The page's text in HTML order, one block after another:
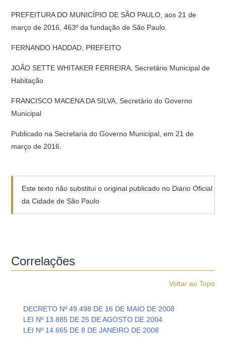
PREFEITURA DO MUNICÍPIO DE SÃO PAULO, aos 21 de
março de 2016, 463º da fundação de São Paulo.
FERNANDO HADDAD, PREFEITO
JOÃO SETTE WHITAKER FERREIRA, Secretário Municipal de
Habitação
FRANCISCO MACENA DA SILVA, Secretário do Governo
Municipal
Publicado na Secretaria do Governo Municipal, em 21 de
março de 2016.
Este texto não substitui o original publicado no Diário Oficial
da Cidade de São Paulo
Correlações
Voltar ao Topo
DECRETO Nº 49.498 DE 16 DE MAIO DE 2008
LEI Nº 13.885 DE 25 DE AGOSTO DE 2004
LEI Nº 14.665 DE 8 DE JANEIRO DE 2008